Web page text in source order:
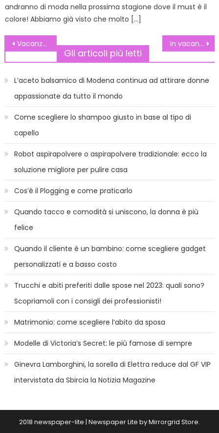
andranno di moda nella prossima stagione dove il must è il
colore! Abbiamo già visto che molto […]
Navigazione
articoli
Vacanze in Costa Brava In vacanza per Madrid: Il Rastro
Gli articoli più letti
L’aceto balsamico di Modena continua ad attirare donne
appassionate da tutto il mondo
Come scegliere lo shampoo giusto in base al tipo di
capello
Robot aspirapolvere o aspirapolvere tradizionale: ecco la
soluzione migliore per pulire casa
Cos’è il Plogging e come praticarlo
Quando tacco e comodità si uniscono, la donna è più
felice
Quando il cliente è un bambino: come scegliere gadget
personalizzati e a basso costo
Trucchi e abiti preferiti dalle spose nel 2023: quali sono?
Scopriamoli con i consigli dei professionisti!
Matrimonio: come scegliere l’abito da sposa
Modelle di Victoria’s Secret: le più famose di sempre
Ginevra Lamborghini, la sorella di Elettra reduce dal GF VIP
intervistata da Sbircia la Notizia Magazine
2018 newspaper-lite | Newspaper Lite byMirrorgrid Store.